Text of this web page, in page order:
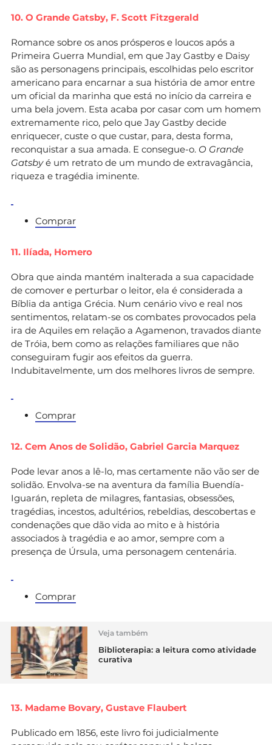
10. O Grande Gatsby, F. Scott Fitzgerald
Romance sobre os anos prósperos e loucos após a
Primeira Guerra Mundial, em que Jay Gastby e Daisy
são as personagens principais, escolhidas pelo escritor
americano para encarnar a sua história de amor entre
um oficial da marinha que está no início da carreira e
uma bela jovem. Esta acaba por casar com um homem
extremamente rico, pelo que Jay Gastby decide
enriquecer, custe o que custar, para, desta forma,
reconquistar a sua amada. E consegue-o. O Grande
Gatsbyé um retrato de um mundo de extravagância,
riqueza e tragédia iminente.
Comprar
11. Ilíada, Homero
Obra que ainda mantém inalterada a sua capacidade
de comover e perturbar o leitor, ela é considerada a
Bíblia da antiga Grécia. Num cenário vivo e real nos
sentimentos, relatam-se os combates provocados pela
ira de Aquiles em relação a Agamenon, travados diante
de Tróia, bem como as relações familiares que não
conseguiram fugir aos efeitos da guerra.
Indubitavelmente, um dos melhores livros de sempre.
Comprar
12. Cem Anos de Solidão, Gabriel Garcia Marquez
Pode levar anos a lê-lo, mas certamente não vão ser de
solidão. Envolva-se na aventura da família Buendía-
Iguarán, repleta de milagres, fantasias, obsessões,
tragédias, incestos, adultérios, rebeldias, descobertas e
condenações que dão vida ao mito e à história
associados à tragédia e ao amor, sempre com a
presença de Úrsula, uma personagem centenária.
Comprar
Veja também
Biblioterapia: a leitura como atividade
curativa
13. Madame Bovary, Gustave Flaubert
Publicado em 1856, este livro foi judicialmente